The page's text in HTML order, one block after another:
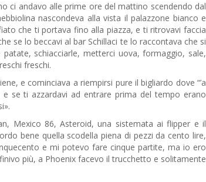
ci andavo alle prime ore del mattino scendendo dal
nascondeva alla vista il palazzone bianco e
che ti portava fino alla piazza, e ti ritrovavi faccia
se lo beccavi al bar Schillaci te lo raccontava che si
schiacciarle, metterci uova, formaggio, sale,
freschi.
e cominciava a riempirsi pure il bigliardo dove “’a
se ti azzardavi ad entrare prima del tempo erano
Mexico 86, Asteroid, una sistemata ai flipper e il
bene quella scodella piena di pezzi da cento lire,
e mi potevo fare cinque partite, ma io ero
più, a Phoenix facevo il trucchetto e solitamente